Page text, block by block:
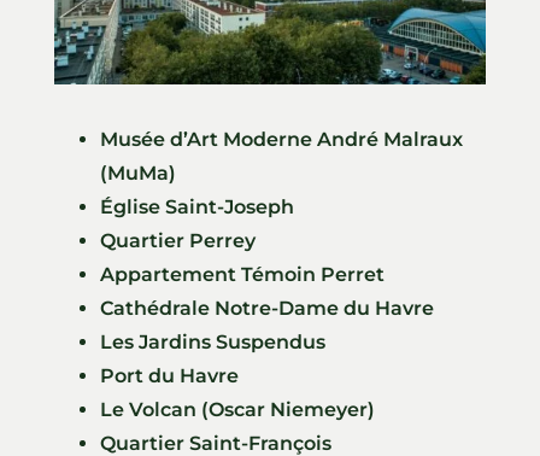
Musée d’Art Moderne André Malraux
(MuMa)
Église Saint-Joseph
Quartier Perrey
Appartement Témoin Perret
Cathédrale Notre-Dame du Havre
Les Jardins Suspendus
Port du Havre
Le Volcan (Oscar Niemeyer)
Quartier Saint-François